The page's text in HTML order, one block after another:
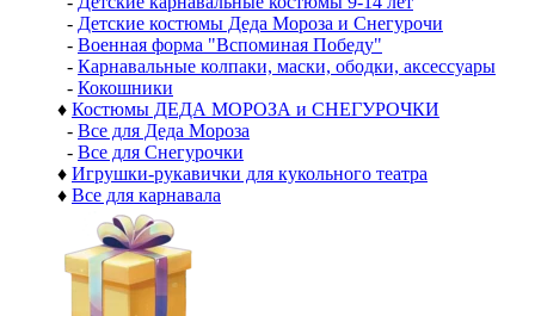
- Детские костюмы Деда Мороза и Снегурочи
- Военная форма "Вспоминая Победу"
- Карнавальные колпаки, маски, ободки, аксессуары
- Кокошники
♦ Костюмы ДЕДА МОРОЗА и СНЕГУРОЧКИ
- Все для Деда Мороза
- Все для Снегурочки
♦ Игрушки-рукавички для кукольного театра
♦ Все для карнавала